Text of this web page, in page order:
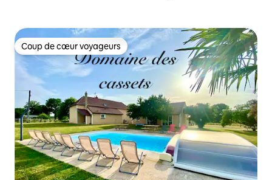
Coup de cœur voyageurs
Coup de cœur voyageurs